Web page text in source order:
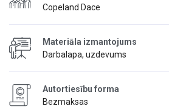
Copeland Dace
Materiāla izmantojums
Darbalapa, uzdevums
Autortiesību forma
Bezmaksas